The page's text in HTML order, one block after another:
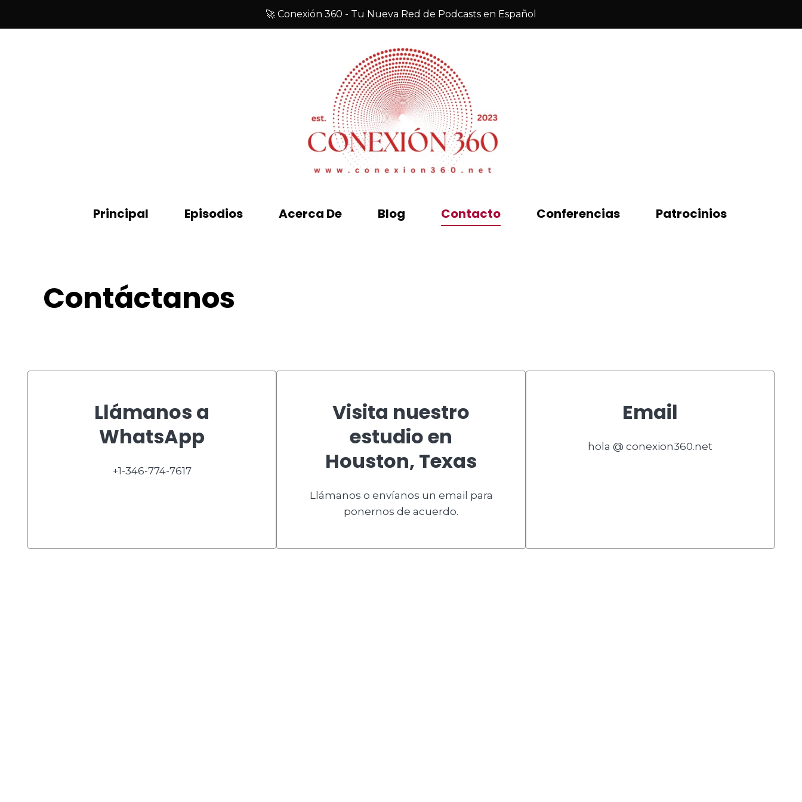
🚀 Conexión 360 - Tu Nueva Red de Podcasts en Español
Principal Episodios Acerca De Blog Contacto Conferencias Patrocinios
Contáctanos
Llámanos a
WhatsApp
+1-346-774-7617
Visita nuestro
estudio en
Houston, Texas
Llámanos o envíanos un email para
ponernos de acuerdo.
Email
hola @ conexion360.net